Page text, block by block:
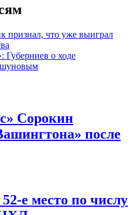
признал, что уже выиграл
о ходе
Сорокин
после
е место по числу